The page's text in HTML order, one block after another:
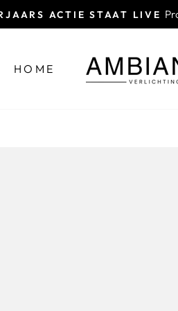
ACTIE STAAT LIVE
HOME